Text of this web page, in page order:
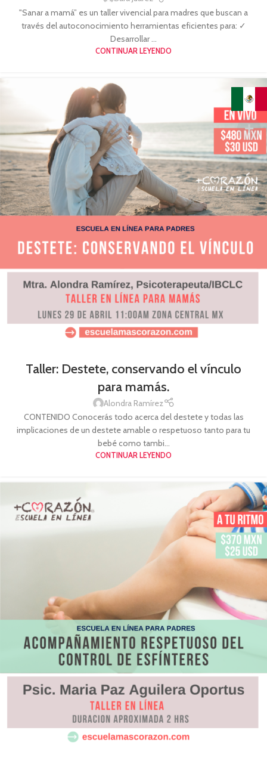
"Sanar a mamá” es un taller vivencial para madres que buscan a
través del autoconocimiento herramientas eficientes para: ✓
Desarrollar ...
CONTINUAR LEYENDO
Taller: Destete, conservando el vínculo
para mamás.
Alondra Ramírez
CONTENIDO Conocerás todo acerca del destete y todas las
implicaciones de un destete amable o respetuoso tanto para tu
bebé como tambi...
CONTINUAR LEYENDO